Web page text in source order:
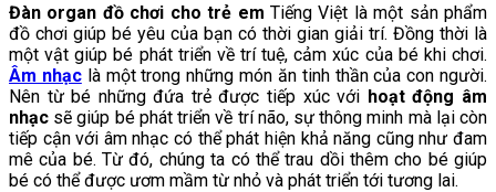
Đàn organ đồ chơi cho trẻ em Tiếng Việt là một sản phẩm
đồ chơi giúp bé yêu của bạn có thời gian giải trí. Đồng thời là
một vật giúp bé phát triển về trí tuệ, cảm xúc của bé khi chơi.
Âm nhạclà một trong những món ăn tinh thần của con người.
Nên từ bé những đứa trẻ được tiếp xúc với hoạt động âm
nhạc sẽ giúp bé phát triển về trí não, sự thông minh mà lại còn
tiếp cận với âm nhạc có thể phát hiện khả năng cũng như đam
mê của bé. Từ đó, chúng ta có thể trau dồi thêm cho bé giúp
bé có thể được ươm mầm từ nhỏ và phát triển tới tương lai.